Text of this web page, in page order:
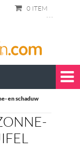
0 ITEM
en schaduw